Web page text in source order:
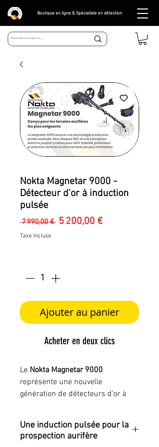
Boutique en ligne & Spécialiste en détection
Nokta Magnetar 9000 -
Détecteur d'or à induction
pulsée
7 990,00 € Prix
5 200,00 €Prix
Taxe Incluse
Ajouter au panier
Acheter en deux clics
Le Nokta Magnetar 9000
représente une nouvelle
génération de détecteurs d'or à
PI), développée pour répondre aux
exigences des prospecteurs
recherchant un appareil capable
Une induction pulsée pour la
prospection aurifère